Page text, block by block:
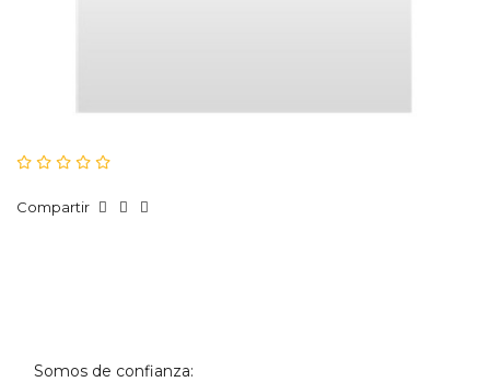
Compartir
Somos de confianza: